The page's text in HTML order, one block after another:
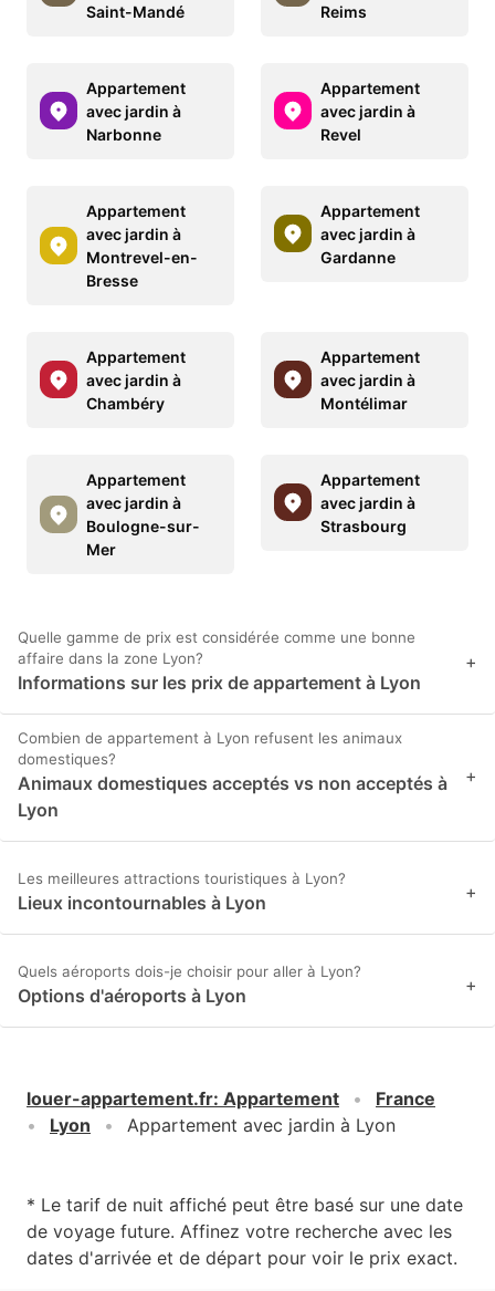
Saint-Mandé
Reims
Appartement
avec jardin à
Narbonne
Appartement
avec jardin à
Revel
Appartement
avec jardin à
Montrevel-en-
Bresse
Appartement
avec jardin à
Gardanne
Appartement
avec jardin à
Chambéry
Appartement
avec jardin à
Montélimar
Appartement
avec jardin à
Boulogne-sur-
Mer
Appartement
avec jardin à
Strasbourg
Quelle gamme de prix est considérée comme une bonne
affaire dans la zone Lyon?
Informations sur les prix de appartement à Lyon
+
Combien de appartement à Lyon refusent les animaux
domestiques?
Animaux domestiques acceptés vs non acceptés à
Lyon
+
Les meilleures attractions touristiques à Lyon?
Lieux incontournables à Lyon +
Quels aéroports dois-je choisir pour aller à Lyon?
Options d'aéroports à Lyon +
louer-appartement.fr: Appartement
France
Lyon
Appartement avec jardin à Lyon
* Le tarif de nuit affiché peut être basé sur une date
de voyage future. Affinez votre recherche avec les
dates d'arrivée et de départ pour voir le prix exact.